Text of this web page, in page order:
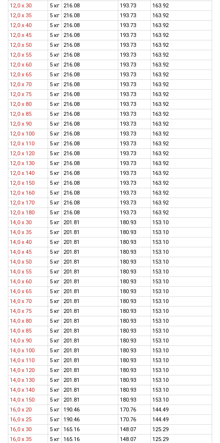
12,0 x 30 5 кг 216.08 193.73
163.92
12,0 x 35
5 кг 216.08 193.73
163.92
12,0 x 40
5 кг 216.08 193.73
163.92
12,0 x 45
5 кг 216.08 193.73
163.92
12,0 x 50
5 кг 216.08 193.73
163.92
12,0 x 55
5 кг 216.08 193.73
163.92
12,0 x 60
5 кг 216.08 193.73
163.92
12,0 x 65
5 кг 216.08 193.73
163.92
12,0 x 70
5 кг 216.08 193.73
163.92
12,0 x 75
5 кг 216.08 193.73
163.92
12,0 x 80
5 кг 216.08 193.73
163.92
12,0 x 85
5 кг 216.08 193.73
163.92
12,0 x 90
5 кг 216.08 193.73
163.92
12,0 x 100
5 кг 216.08 193.73
163.92
12,0 x 110
5 кг 216.08 193.73
163.92
12,0 x 120
5 кг 216.08 193.73
163.92
12,0 х 130
5 кг 216.08 193.73
163.92
12,0 x 140
5 кг 216.08 193.73
163.92
12,0 х 150
5 кг 216.08 193.73
163.92
12,0 x 160
5 кг 216.08 193.73
163.92
12,0 х 170
5 кг 216.08 193.73
163.92
12,0 x 180
5 кг 216.08 193.73
163.92
14,0 x 30
5 кг 201.81 180.93
153.10
14,0 x 35
5 кг 201.81 180.93
153.10
14,0 x 40
5 кг 201.81 180.93
153.10
14,0 x 45
5 кг 201.81 180.93
153.10
14,0 x 50
5 кг 201.81 180.93
153.10
14,0 x 55
5 кг 201.81 180.93
153.10
14,0 x 60
5 кг 201.81 180.93
153.10
14,0 x 65
5 кг 201.81 180.93
153.10
14,0 x 70
5 кг 201.81 180.93
153.10
14,0 x 75
5 кг 201.81 180.93
153.10
14,0 x 80
5 кг 201.81 180.93
153.10
14,0 x 85
5 кг 201.81 180.93
153.10
14,0 x 90
5 кг 201.81 180.93
153.10
14,0 x 100
5 кг 201.81 180.93
153.10
14,0 x 110
5 кг 201.81 180.93
153.10
14,0 x 120
5 кг 201.81 180.93
153.10
14,0 х 130
5 кг 201.81 180.93
153.10
14,0 х 140
5 кг 201.81 180.93
153.10
14,0 х 150
5 кг 201.81 180.93
153.10
16,0 х 20
5 кг 190.46 170.76
144.49
16,0 х 25
5 кг 190.46 170.76
144.49
16,0 x 30
5 кг 165.16 148.07
125.29
16,0 x 35
5 кг 165.16 148.07
125.29